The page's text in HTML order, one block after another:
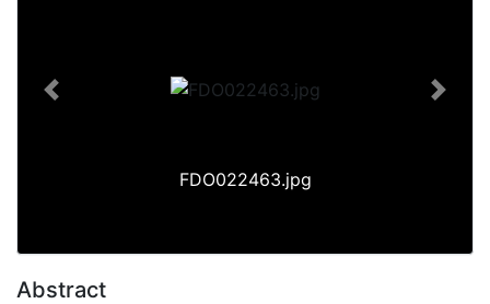
FDO022463.jpg
Previous Next
Abstract